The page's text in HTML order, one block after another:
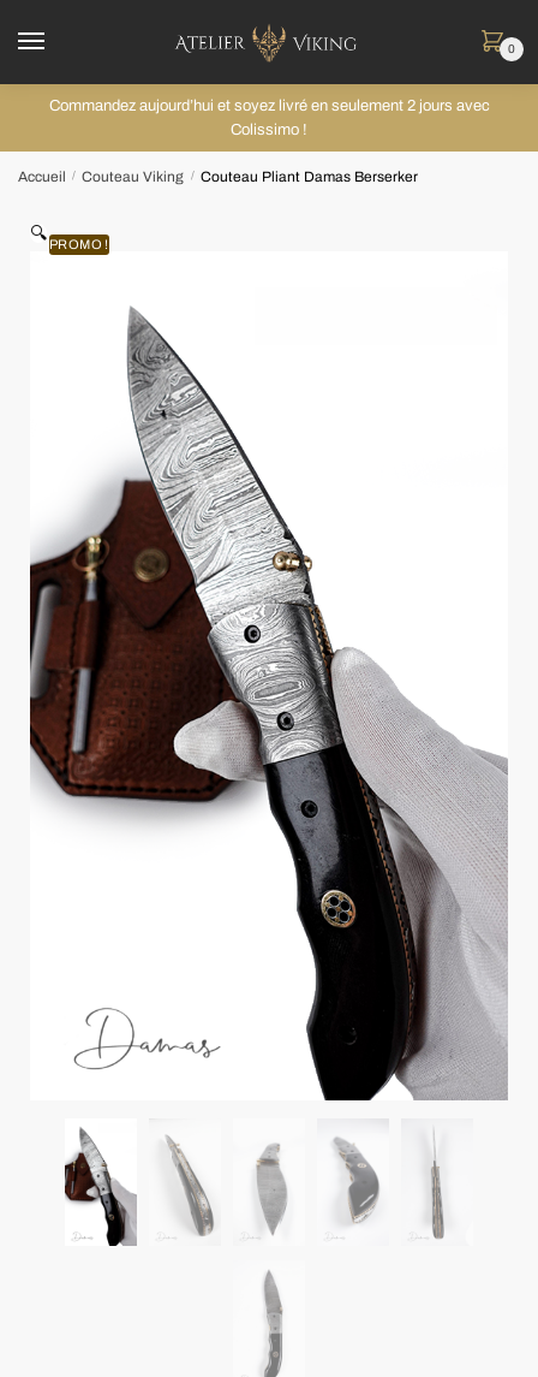
0
Commandez aujourd’hui et soyez livré en seulement 2 jours avec
Colissimo !
Accueil / Couteau Viking / Couteau Pliant Damas Berserker
PROMO !
🔍